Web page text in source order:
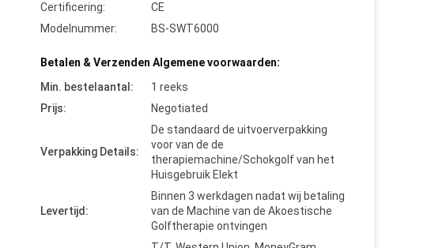
Certificering:
CE
Modelnummer:
BS-SWT6000
Betalen & Verzenden Algemene voorwaarden:
Min. bestelaantal:
1 reeks
Prijs:
Negotiated
Verpakking Details:
De standaard de uitvoerverpakking
voor van de de
therapiemachine/Schokgolf van het
Huisgebruik Elekt
Levertijd:
Binnen 3 werkdagen nadat wij betaling
van de Machine van de Akoestische
Golftherapie ontvingen